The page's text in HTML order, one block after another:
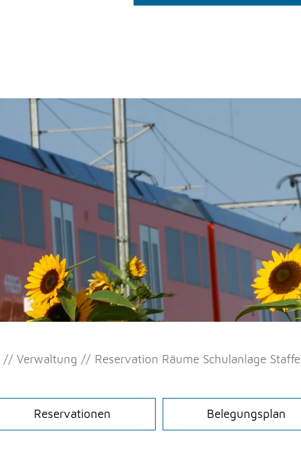
Verwaltung Reservation Räume Schulanlage Staffel
Reservationen Belegungsplan